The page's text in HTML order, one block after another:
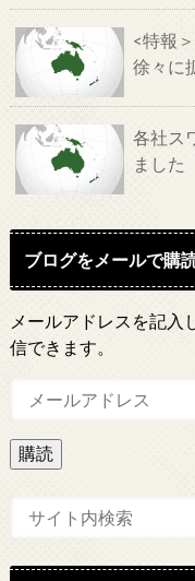
<特報
徐々に
各社ス
ました
ブログをメールで購
メールアドレスを記入
信できます。
ル
ア
ド